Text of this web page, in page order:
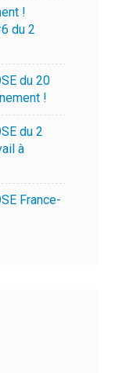
!
du 2
du 20
!
du 2
à
France-